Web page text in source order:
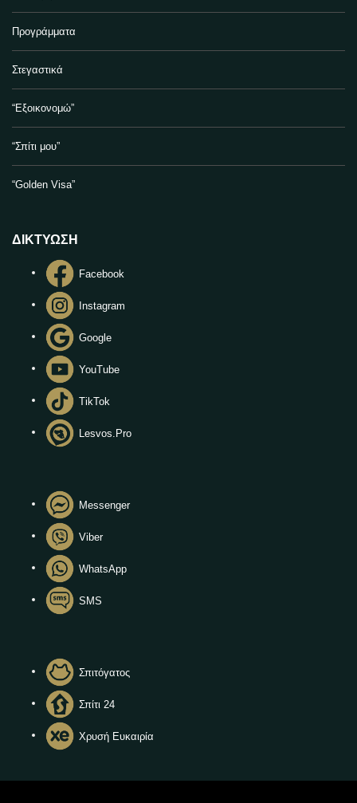
Προγράμματα
Στεγαστικά
“Εξοικονομώ”
“Σπίτι μου”
“Golden Visa”
ΔΙΚΤΥΩΣΗ
Facebook
Instagram
Google
YouTube
TikTok
Lesvos.Pro
Messenger
Viber
WhatsApp
SMS
Σπιτόγατος
Σπίτι 24
Χρυσή Ευκαιρία